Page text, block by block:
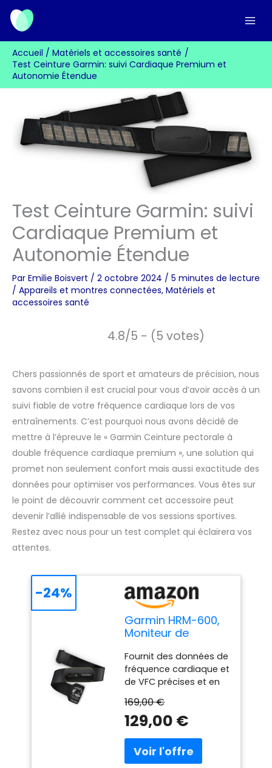
Aller
contenu
Accueil
Matériels et accessoires santé
Test Ceinture Garmin: suivi Cardiaque Premium et
Autonomie Étendue
Test Ceinture Garmin: suivi
Cardiaque Premium et
Autonomie Étendue
Par Emilie Boisvert / 2 octobre 2024 / 5 minutes de lecture
/ Appareils et montres connectées, Matériels et
accessoires santé
4.8/5 - (5 votes)
Chers passionnés de sport et amateurs de précision, nous
savons combien il est crucial pour vous d’avoir accès à un
suivi fiable de votre fréquence cardiaque lors de vos
entraînements. C’est pourquoi nous avons décidé de
mettre à l’épreuve le « Garmin Ceinture pectorale à
double fréquence cardiaque premium », une solution qui
promet non seulement confort mais aussi exactitude des
données pour optimiser vos performances. Vous êtes sur
le point de découvrir comment cet accessoire peut
devenir l’allié indispensable de vos sessions sportives.
Restez avec nous pour un test complet qui éclairera vos
attentes.
Garmin HRM-600,
Moniteur de
Cardiaque Haut de
Gamme, VFC,
dynamiques de
Course, Pas,
Calories, Vitesse,
Distance,
Enregistrement et
synchronisation
des données sans
Fournit des données de
fréquence cardiaque et
de VFC précises et en
montres connectées et
compteurs de vélo
ainsi qu'à d'autres
équipements de fitness
169,00 €
129,00 €
-24%